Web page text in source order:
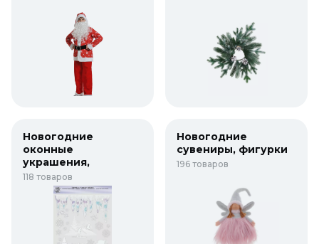
Новогодние
оконные
украшения,
наклейки, плакаты
118 товаров
Новогодние
сувениры, фигурки
196 товаров